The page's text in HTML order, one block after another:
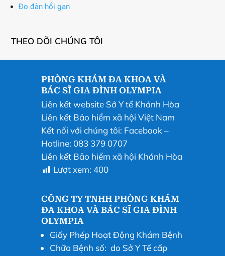
Đo đàn hồi gan
THEO DÕI CHÚNG TÔI
PHÒNG KHÁM ĐA KHOA VÀ
BÁC SĨ GIA ĐÌNH OLYMPIA
Liên kết website Sở Y tế Khánh Hòa
Liên kết Bảo hiểm xã hội Việt Nam
Kết nối với chúng tôi: Facebook –
Hotline: 083 379 0707
Liên kết Bảo hiểm xã hội Khánh Hòa
Lượt xem: 400
CÔNG TY TNHH PHÒNG KHÁM
ĐA KHOA VÀ BÁC SĨ GIA ĐÌNH
OLYMPIA
Giấy Phép Hoạt Động Khám Bệnh
Chữa Bệnh số: do Sở Y Tế cấp